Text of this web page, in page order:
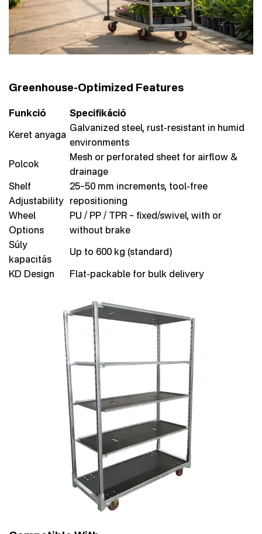
Greenhouse-Optimized Features
Funkció
Specifikáció
Keret anyaga
Galvanized steel, rust-resistant in humid
environments
Polcok
Mesh or perforated sheet for airflow &
drainage
Shelf
Adjustability
25–50 mm increments, tool-free
repositioning
Wheel
Options
PU / PP / TPR – fixed/swivel, with or
without brake
Súly
kapacitás
Up to 600 kg (standard)
KD Design
Flat-packable for bulk delivery